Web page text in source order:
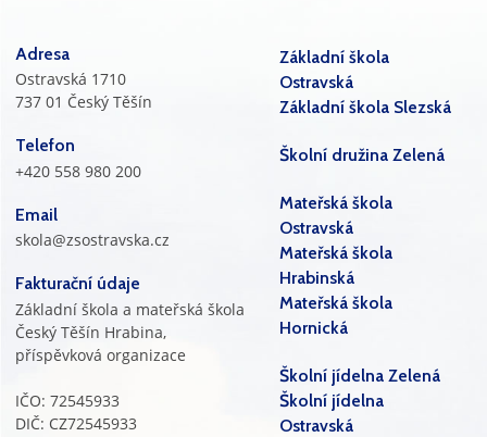
Adresa
Ostravská 1710
737 01 Český Těšín
Telefon
+420 558 980 200
Email
skola@zsostravska.cz
Fakturační údaje
Základní škola a mateřská škola
Český Těšín Hrabina,
příspěvková organizace
IČO: 72545933
DIČ: CZ72545933
Základní škola
Ostravská
Základní škola Slezská
Školní družina Zelená
Mateřská škola
Ostravská
Mateřská škola
Hrabinská
Mateřská škola
Hornická
Školní jídelna Zelená
Školní jídelna
Ostravská